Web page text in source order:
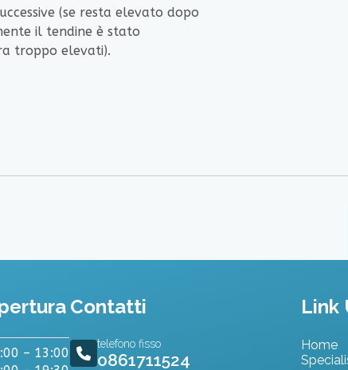
(se resta elevato dopo
il tendine è stato
troppo elevati).
– 13:00
Contatti
telefono fisso
0861711524
Link
Home